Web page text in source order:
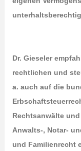
Dr. Gieseler
rechtlichen und
a. auch auf die
Rechtsanwälte
Anwalts-, Notar-
und Familienrecht